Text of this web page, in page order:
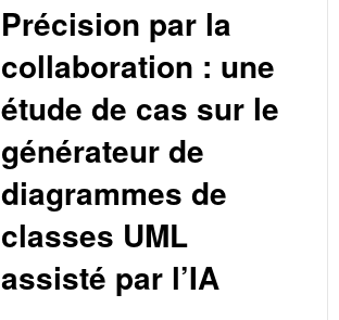
Précision par la
collaboration : une
étude de cas sur le
générateur de
diagrammes de
classes UML
assisté par l’IA